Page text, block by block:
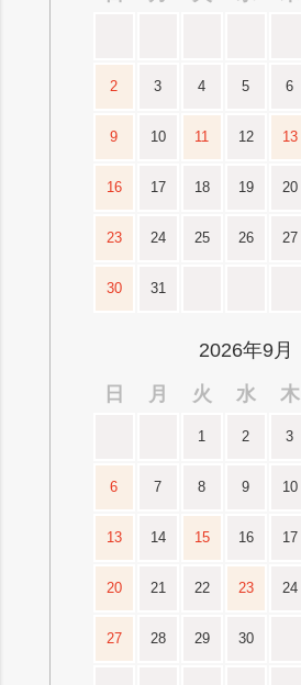
2 3 4 5 6
9 10 11 12 13
16 17 18 19 20
23 24 25 26 27
30 31
2026年9月
日
月 火 水 木
1 2 3
6 7 8 9 10
13 14 15 16 17
20 21 22 23 24
27 28 29 30